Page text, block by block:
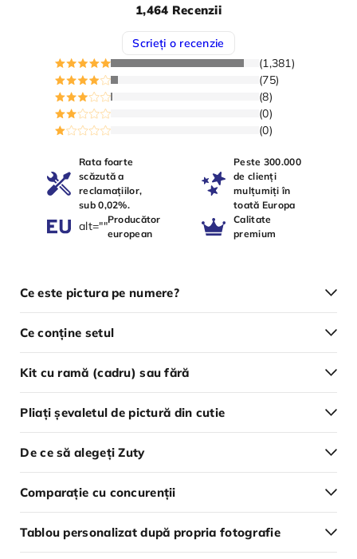
1,464 Recenzii
Scrieți o recenzie
(1,381)
(75)
(8)
(0)
(0)
Rata foarte
scăzută a
reclamațiilor,
sub 0,02%.
Peste 300.000
de clienți
mulțumiți în
toată Europa
alt=""Producător
european
Calitate
premium
Ce este pictura pe numere?
Ce conține setul
Kit cu ramă (cadru) sau fără
Pliați șevaletul de pictură din cutie
De ce să alegeți Zuty
Comparație cu concurenții
Tablou personalizat după propria fotografie